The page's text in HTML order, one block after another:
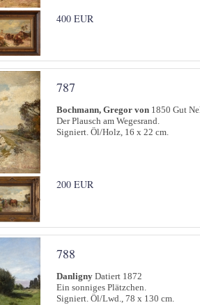
400 EUR
787
Bochmann, Gregor von 1850 Gut
Der Plausch am Wegesrand.
Signiert. Öl/Holz, 16 x 22 cm.
200 EUR
788
Danligny Datiert 1872
Ein sonniges Plätzchen.
Signiert. Öl/Lwd., 78 x 130 cm.